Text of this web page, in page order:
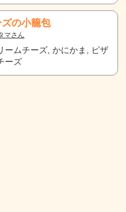
の小籠包
マさん
ームチーズ, かにかま, ピザ
ーズ